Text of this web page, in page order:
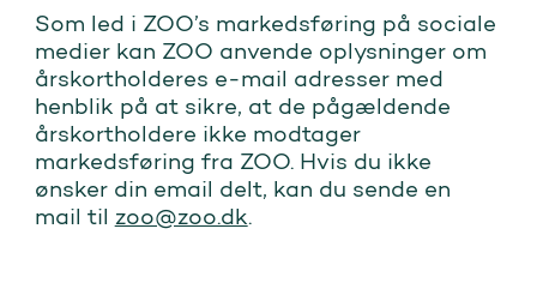
Som led i ZOO’s markedsføring på sociale
medier kan ZOO anvende oplysninger om
årskortholderes e-mail adresser med
henblik på at sikre, at de pågældende
årskortholdere ikke modtager
markedsføring fra ZOO. Hvis du ikke
ønsker din email delt, kan du sende en
mail til zoo@zoo.dk.